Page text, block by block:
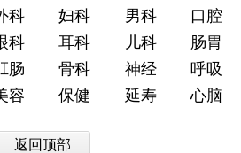
科 妇科 男科
口腔
科 耳科 儿科
肠胃
肠 骨科 神经
呼吸
容 保健 延寿 心脑
返回顶部